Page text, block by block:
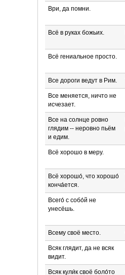
Ври, да помни.
Всё в руках божьих.
Всё гениальное просто.
Все дороги ведут в Рим.
Все меняется, ничто не
исчезает.
Все на солнце ровно
глядим -- неровно пьём
и едим.
Всё хорошо в меру.
Всё хорошо́, что хорошо́
конча́ется.
Всего́ с собо́й не
унесёшь.
Всему своё место.
Всяк глядит, да не всяк
видит.
Всяк кули́к своё боло́то